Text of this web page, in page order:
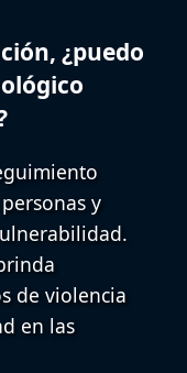
¿puedo
y
de violencia
en las